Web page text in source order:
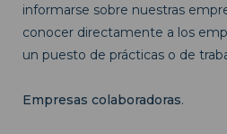
informarse sobre nuestras
conocer directamente a los
un puesto de prácticas o de
Empresas colaboradoras.